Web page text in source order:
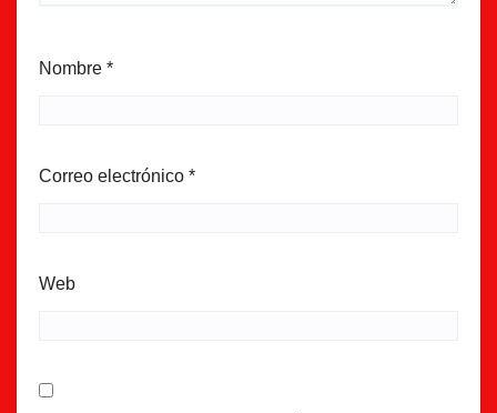
Nombre *
Correo electrónico *
Web